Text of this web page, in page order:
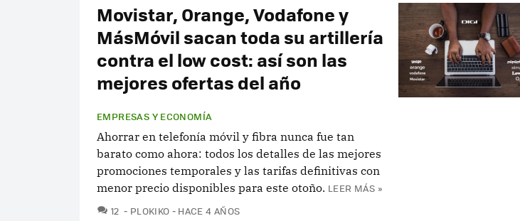
Movistar, Orange, Vodafone y
MásMóvil sacan toda su artillería
contra el low cost: así son las
mejores ofertas del año
EMPRESAS Y ECONOMÍA
Ahorrar en telefonía móvil y fibra nunca fue tan
barato como ahora: todos los detalles de las mejores
promociones temporales y las tarifas definitivas con
menor precio disponibles para este otoño. LEER MÁS »
12 COMENTARIOS
PLOKIKO HACE 4 AÑOS